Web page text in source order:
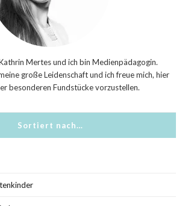
Mertes und ich bin Medienpädagogin.
große Leidenschaft und ich freue mich, hier
besonderen Fundstücke vorzustellen.
Sortiert nach…